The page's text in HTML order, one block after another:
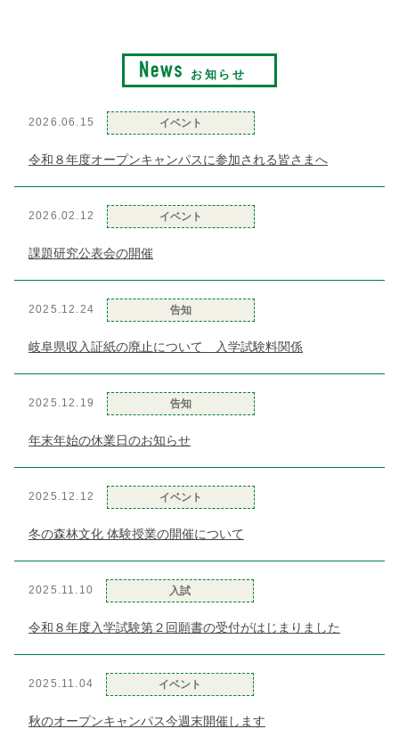
お知らせ
2026.06.15 イベント
令和８年度オープンキャンパスに参加される皆さまへ
2026.02.12 イベント
課題研究公表会の開催
2025.12.24 告知
岐阜県収入証紙の廃止について 入学試験料関係
2025.12.19 告知
年末年始の休業日のお知らせ
2025.12.12 イベント
冬の森林文化 体験授業の開催について
2025.11.10 入試
令和８年度入学試験第２回願書の受付がはじまりました
2025.11.04 イベント
秋のオープンキャンパス今週末開催します